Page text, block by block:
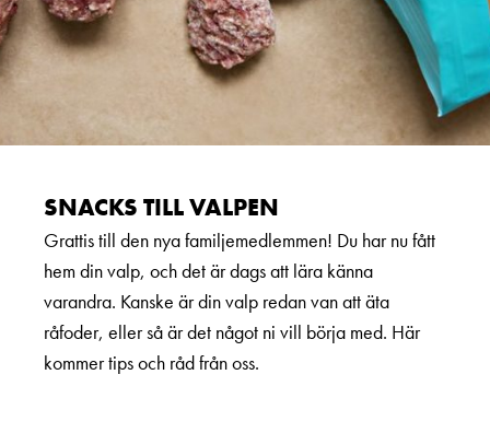
SNACKS TILL VALPEN
Grattis till den nya familjemedlemmen! Du har nu fått
hem din valp, och det är dags att lära känna
varandra. Kanske är din valp redan van att äta
råfoder, eller så är det något ni vill börja med. Här
kommer tips och råd från oss.